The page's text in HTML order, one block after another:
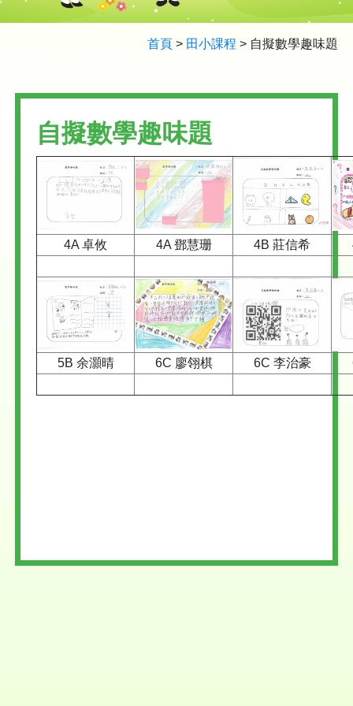
首頁 > 田小課程 > 自擬數學趣味題
自擬數學趣味題
4A 卓攸 4A 鄧慧珊 4B 莊信希
5B 余灝晴 6C 廖翎棋 6C 李治豪